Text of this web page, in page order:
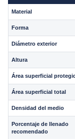
Material
Forma
Diámetro exterior
Altura
Área superficial
Área superficial total
Densidad del medio
Porcentaje de llenado
recomendado